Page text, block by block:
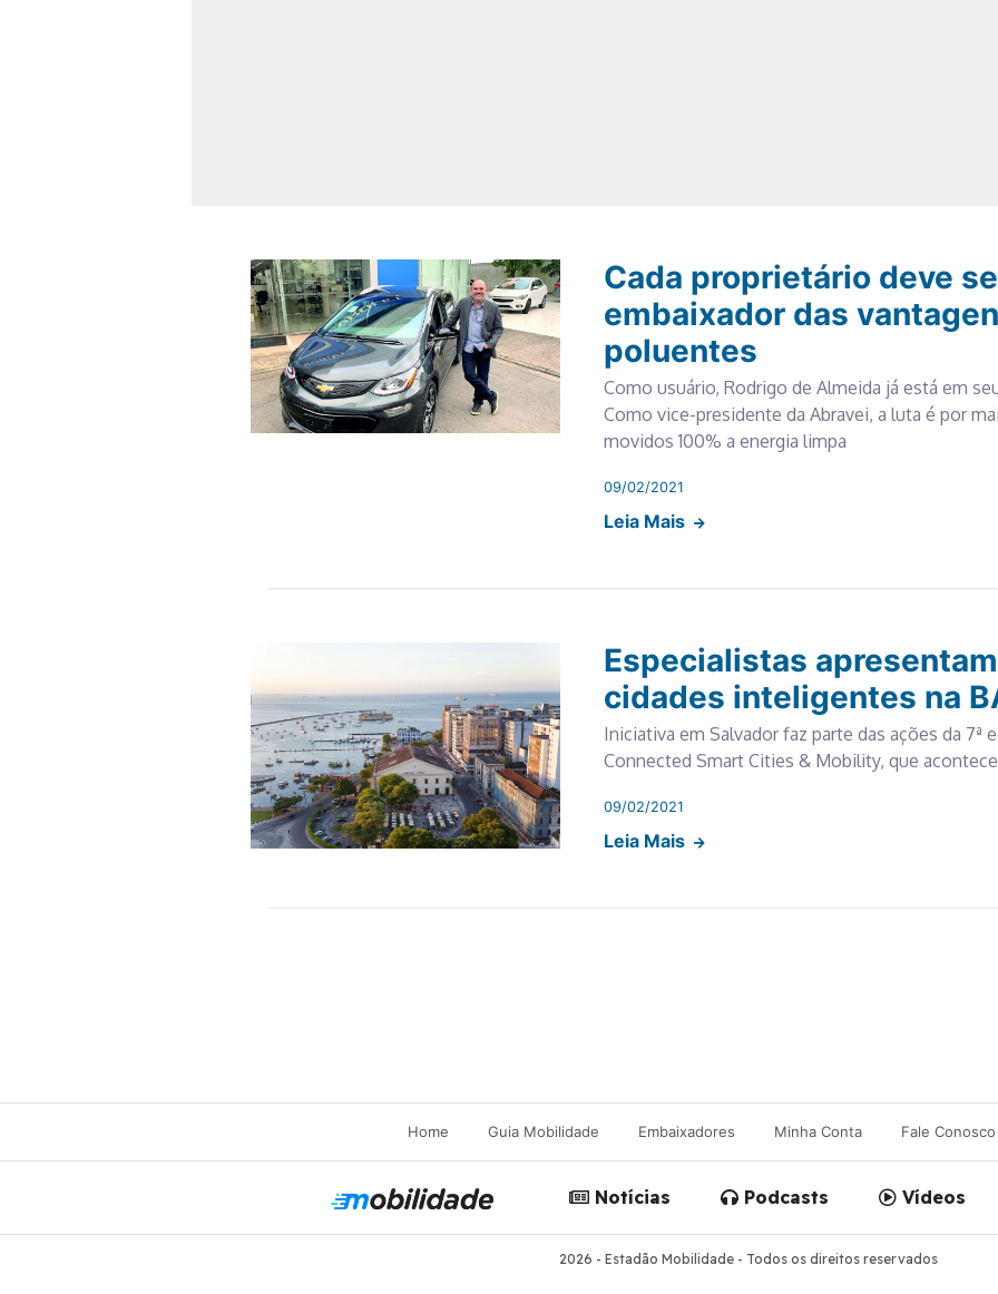
Cada proprietário deve
embaixador das
poluentes
Como usuário, Rodrigo de Almeida já está em
Como vice-presidente da Abravei, a luta é por
movidos 100% a energia limpa
09/02/2021
Leia Mais
Especialistas
cidades inteligentes na
Iniciativa em Salvador faz parte das ações da 7ª
Connected Smart Cities & Mobility, que
09/02/2021
Leia Mais
Home Guia Mobilidade Embaixadores Minha Conta Fale Conosco
Notícias Podcasts Vídeos
2026 - Estadão Mobilidade - Todos os direitos reservados